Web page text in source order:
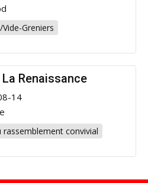
Greniers
Renaissance
14
rassemblement convivial